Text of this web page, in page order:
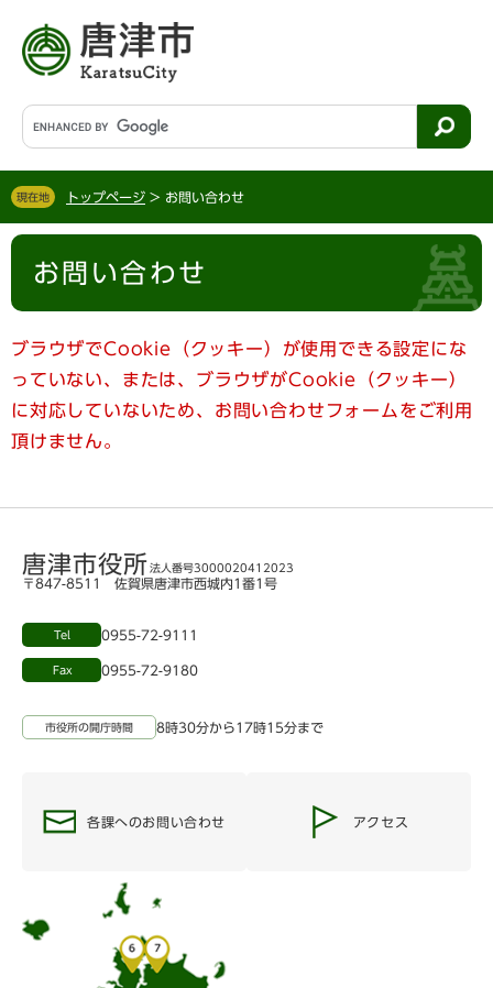
す
。
し
て
文
G
o
g
l
ス
検
現在地 トップページ > お問い合わせ
本
お問い合わせ
ブラウザでCookie（クッキー）が使用できる設定にな
っていない、または、ブラウザがCookie（クッキー）
に対応していないため、お問い合わせフォームをご利用
頂けません。
唐津市役所 法人番号3000020412023
〒847-8511 佐賀県唐津市西城内1番1号
Tel 0955-72-9111
Fax 0955-72-9180
市役所の開庁時間 8時30分から17時15分まで
各課へのお問い合わせ アクセス